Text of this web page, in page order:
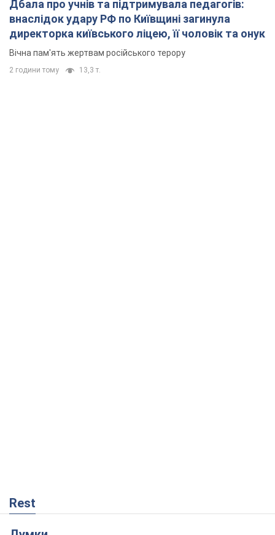
Дбала про учнів та підтримувала педагогів:
внаслідок удару РФ по Київщині загинула
директорка київського ліцею, її чоловік та онук
Вічна пам'ять жертвам російського терору
2 години тому 13,3 т.
Rest